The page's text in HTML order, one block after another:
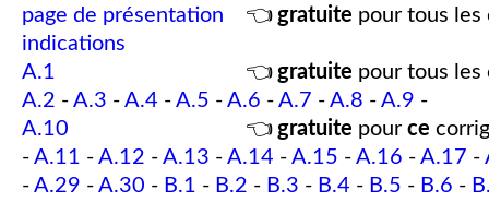
page de présentation
👈 gratuite pour tous les
indications
A.1
👈 gratuite pour tous les
A.2 - A.3 - A.4 - A.5 - A.6 - A.7 - A.8 - A.9 -
A.10
👈 gratuite pour ce
- A.11 - A.12 - A.13 - A.14 - A.15 - A.16 - A.17 -
- A.29 - A.30 - B.1 - B.2 - B.3 - B.4 - B.5 - B.6 -